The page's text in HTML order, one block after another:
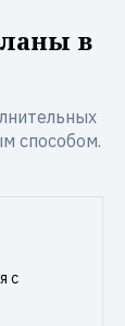
в
способом.
с